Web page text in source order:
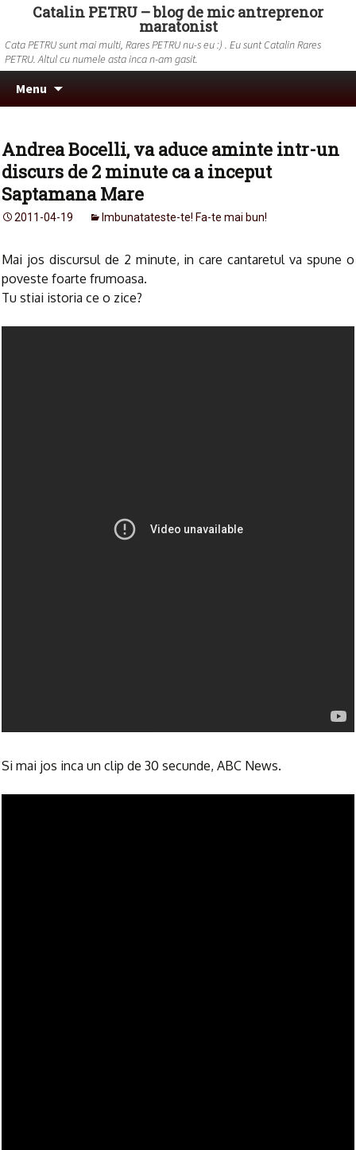
Catalin PETRU – blog de mic antreprenor
maratonist
Cata PETRU sunt mai multi, Rares PETRU nu-s eu :) . Eu sunt Catalin Rares
PETRU. Altul cu numele asta inca n-am gasit.
Menu
Andrea Bocelli, va aduce aminte intr-un
discurs de 2 minute ca a inceput
Saptamana Mare
2011-04-19 Imbunatateste-te! Fa-te mai bun!
Mai jos discursul de 2 minute, in care cantaretul va spune o
poveste foarte frumoasa.
Tu stiai istoria ce o zice?
Si mai jos inca un clip de 30 secunde, ABC News.